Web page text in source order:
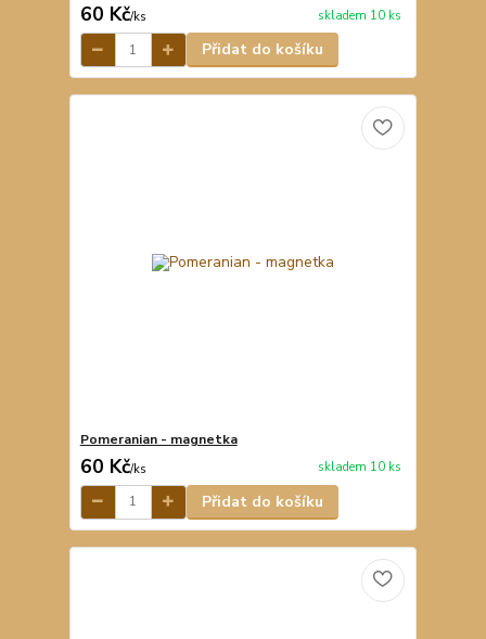
60 Kč/ks skladem 10 ks
Přidat do košíku
Pomeranian - magnetka
60 Kč/ks skladem 10 ks
Přidat do košíku